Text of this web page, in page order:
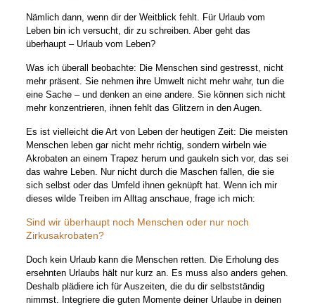
Nämlich dann, wenn dir der Weitblick fehlt. Für Urlaub vom
Leben bin ich versucht, dir zu schreiben. Aber geht das
überhaupt – Urlaub vom Leben?
Was ich überall beobachte: Die Menschen sind gestresst, nicht
mehr präsent. Sie nehmen ihre Umwelt nicht mehr wahr, tun die
eine Sache – und denken an eine andere. Sie können sich nicht
mehr konzentrieren, ihnen fehlt das Glitzern in den Augen.
Es ist vielleicht die Art von Leben der heutigen Zeit: Die meisten
Menschen leben gar nicht mehr richtig, sondern wirbeln wie
Akrobaten an einem Trapez herum und gaukeln sich vor, das sei
das wahre Leben. Nur nicht durch die Maschen fallen, die sie
sich selbst oder das Umfeld ihnen geknüpft hat. Wenn ich mir
dieses wilde Treiben im Alltag anschaue, frage ich mich:
Sind wir überhaupt noch Menschen oder nur noch
Zirkusakrobaten?
Doch kein Urlaub kann die Menschen retten. Die Erholung des
ersehnten Urlaubs hält nur kurz an. Es muss also anders gehen.
Deshalb plädiere ich für Auszeiten, die du dir selbstständig
nimmst. Integriere die guten Momente deiner Urlaube in deinen